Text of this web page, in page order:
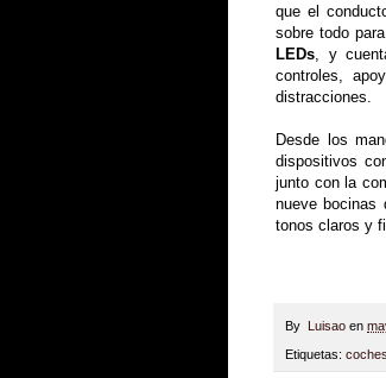
que el
sobre todo
LEDs , y
controles,
distracciones.
Desde los
dispositivos
junto con la
nueve bocinas
tonos claros y
By Luisao en
Etiquetas: coches